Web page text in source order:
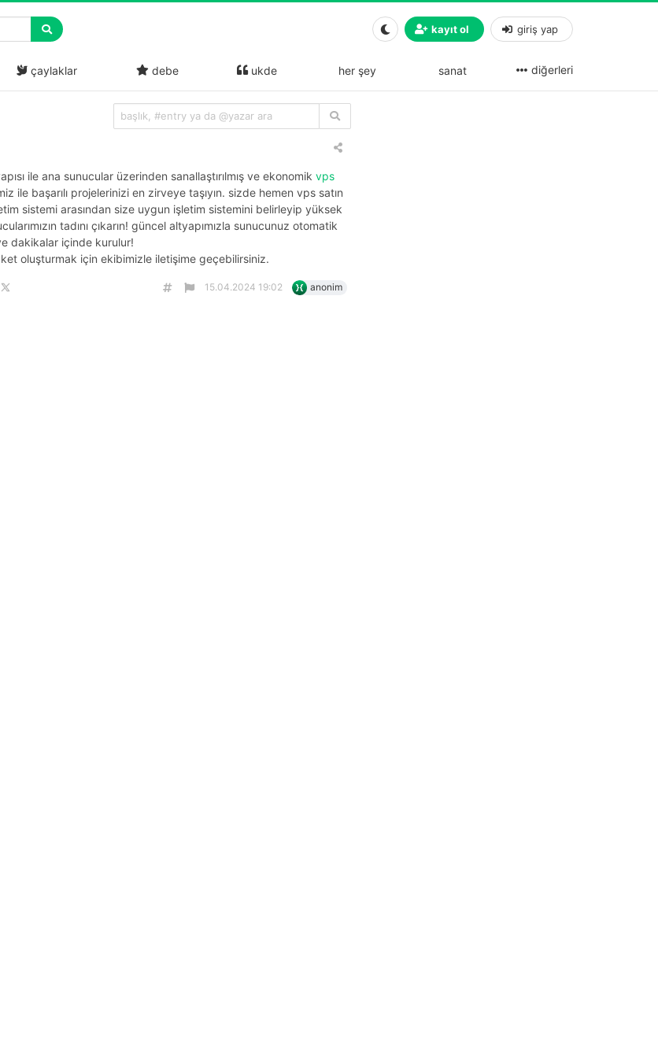
kayıt ol giriş yap
çaylaklar debe ukde her şey sanat diğerleri
ile ana sunucular üzerinden sanallaştırılmış ve ekonomik vps
ile başarılı projelerinizi en zirveye taşıyın. sizde hemen vps satın
sistemi arasından size uygun işletim sistemini belirleyip yüksek
tadını çıkarın! güncel altyapımızla sunucunuz otomatik
dakikalar içinde kurulur!
oluşturmak için ekibimizle iletişime geçebilirsiniz.
15.04.2024 19:02 anonim